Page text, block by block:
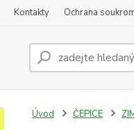
Kontakty Ochrana
Úvod ČEPICE